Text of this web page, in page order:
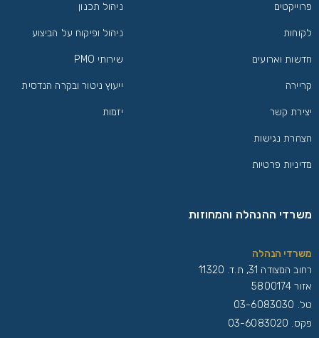
פרוייקטים
לקוחות
חדשות וארועים
קריירה
יצירת קשר
הצהרת נגישות
מדיניות פרטיות
ניהול תכנון
ניהול ופיקוח על הביצוע
שירותי PMO
ייעוץ ניטור ובקרה הנדסית
יזמות
משרדי ההנהלה והמחוזות
משרדי הנהלה
רחוב המצודה 31, ת.ד. 11320
אזור 5800174
טל. 03-6083030
פקס. 03-6083020